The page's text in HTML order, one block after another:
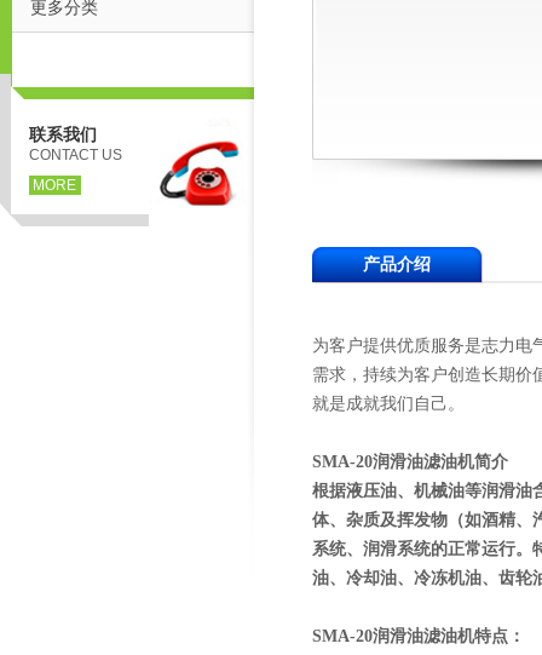
更多分类
联系我们
CONTACT US
MORE
产品介绍
为客户提供优质服务是志力电
需求，持续为客户创造长期价
就是成就我们自己。
SMA-20润滑油滤油机简介
根据液压油、机械油等润滑油
体、杂质及挥发物（如酒精、
系统、润滑系统的正常运行。
油、冷却油、冷冻机油、齿轮
SMA-20润滑油滤油机特点：